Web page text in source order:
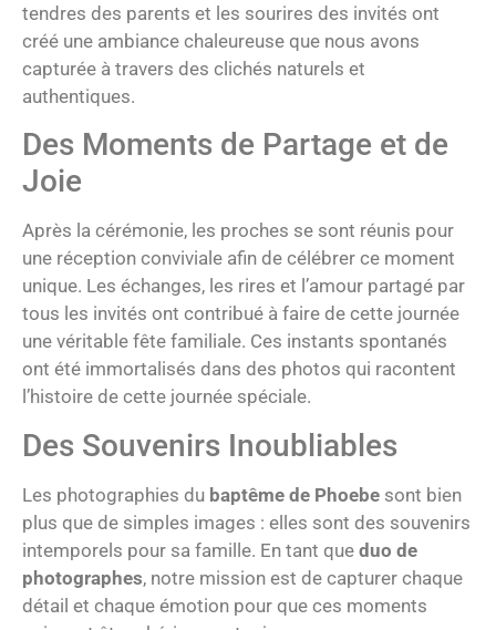
tendres des parents et les sourires des invités ont
créé une ambiance chaleureuse que nous avons
capturée à travers des clichés naturels et
authentiques.
Des Moments de Partage et de
Joie
Après la cérémonie, les proches se sont réunis pour
une réception conviviale afin de célébrer ce moment
unique. Les échanges, les rires et l’amour partagé par
tous les invités ont contribué à faire de cette journée
une véritable fête familiale. Ces instants spontanés
ont été immortalisés dans des photos qui racontent
l’histoire de cette journée spéciale.
Des Souvenirs Inoubliables
Les photographies du baptême de Phoebe sont bien
plus que de simples images : elles sont des souvenirs
intemporels pour sa famille. En tant que duo de
photographes, notre mission est de capturer chaque
détail et chaque émotion pour que ces moments